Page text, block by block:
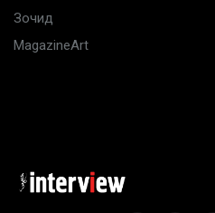
Зочид
MagazineArt